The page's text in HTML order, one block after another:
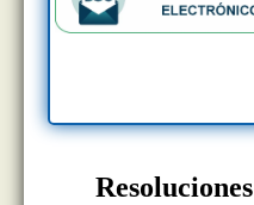
Resoluciones